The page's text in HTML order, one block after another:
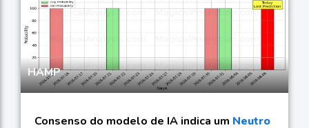
HAMP
Consenso do modelo de IA indica um Neutro